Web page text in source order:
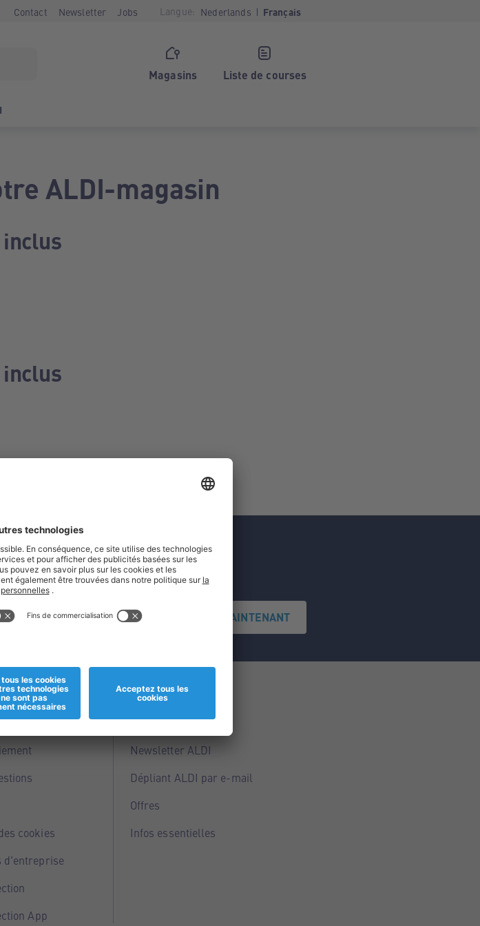
Contact Newsletter Jobs Langue: Nederlands Français
Magasins Liste de courses
ALDI-magasin
S'INSCRIRE MAINTENANT
cookies
d'entreprise
App
Service
Points ALDI
Newsletter ALDI
Dépliant ALDI par e-mail
Offres
Infos essentielles